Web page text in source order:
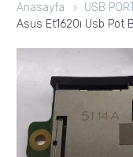
Anasayfa
USB
Asus Et1620ı Usb Pot